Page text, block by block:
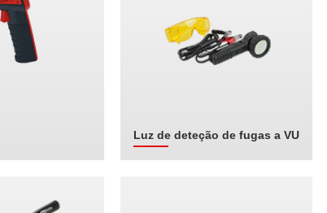
Luz de deteção de fugas a VU